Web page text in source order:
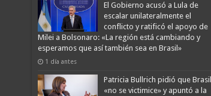
El Gobierno acusó a Lula de
escalar unilateralmente el
conflicto y ratificó el apoyo de
Milei a Bolsonaro: «La región está cambiando y
esperamos que así también sea en Brasil»
1 día antes
Patricia Bullrich pidió que Brasil
«no se victimice» y apuntó a la